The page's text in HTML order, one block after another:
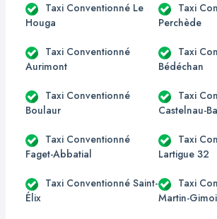
Taxi Conventionné Le
Houga
Taxi
Perchède
Taxi Conventionné
Aurimont
Taxi
Bédéchan
Taxi Conventionné
Boulaur
Taxi
Castelnau-
Taxi Conventionné
Faget-Abbatial
Taxi
Lartigue 32
Taxi Conventionné Saint-
Élix
Taxi
Martin-